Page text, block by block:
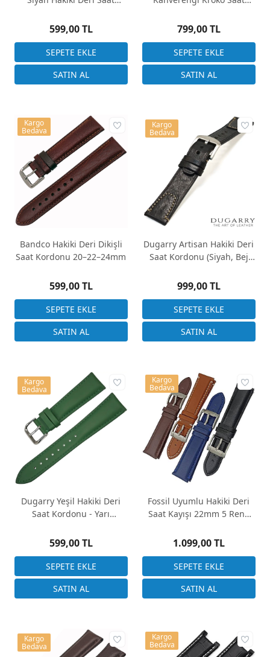
599,00 TL 799,00 TL
Bandco Hakiki Deri Dikişli
Saat Kordonu 20–22–24mm
599,00 TL
Kargo
Bedava
Dugarry Artisan Hakiki Deri
Saat Kordonu (Siyah, Bej
999,00 TL
Kargo
Bedava
Dugarry Yeşil Hakiki Deri
Saat Kordonu - Yarı
599,00 TL
Kargo
Bedava
Fossil Uyumlu Hakiki Deri
Saat Kayışı 22mm 5 Renk
1.099,00 TL
Kargo
Bedava
Kargo
Bedava
Kargo
Bedava